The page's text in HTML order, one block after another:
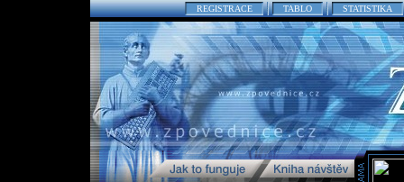
REGISTRACE TABLO STATISTIKA